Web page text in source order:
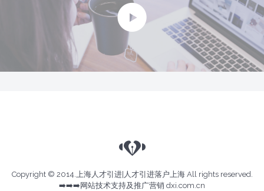
Copyright © 2014. 上海人才引进| 人才引进落户上海All rights reserved.
➡️➡️➡️ 网站技术支持及推广营销 dxi.com.cn